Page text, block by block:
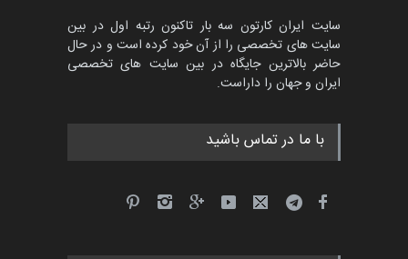
سایت ایران کارتون سه بار تاکنون رتبه اول در بین
سایت های تخصصی را از آن خود کرده است و در حال
حاضر بالاترین جایگاه در بین سایت های تخصصی
ایران و جهان را داراست.
با ما در تماس باشید